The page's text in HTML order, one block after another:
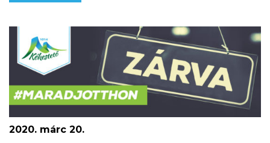
el. A kivitelezésnél egyik fő szempont volt,
hogy olyan nyomvonalakat […]
2020. márc 20.